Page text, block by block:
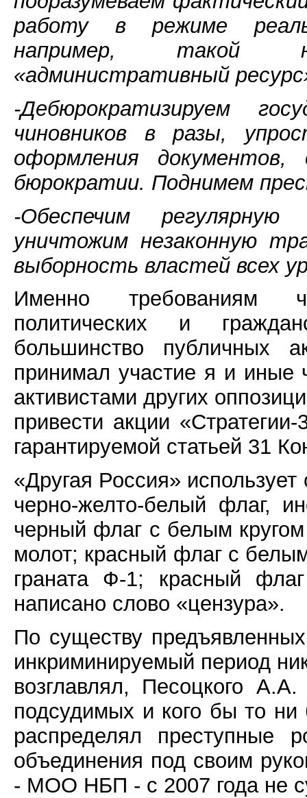
работу в режиме
например, такой
«административный
-Дебюрократизируем
чиновников в разы,
оформления
бюрократии. Поднимем
-Обеспечим
уничтожим незаконную
выборность властей всех
Именно требованиям
политических и
большинство публичных
принимал участие я и иные
активистами других
привести акции
гарантируемой статьей 31
«Другая Россия»
черно-желто-белый флаг,
черный флаг с белым
молот; красный флаг с
граната Ф-1; красный
написано слово «цензура».
По существу
инкриминируемый период
возглавлял, Песоцкого
подсудимых и кого бы то
распределял преступные
объединения под своим
- МОО НБП - с 2007 года не